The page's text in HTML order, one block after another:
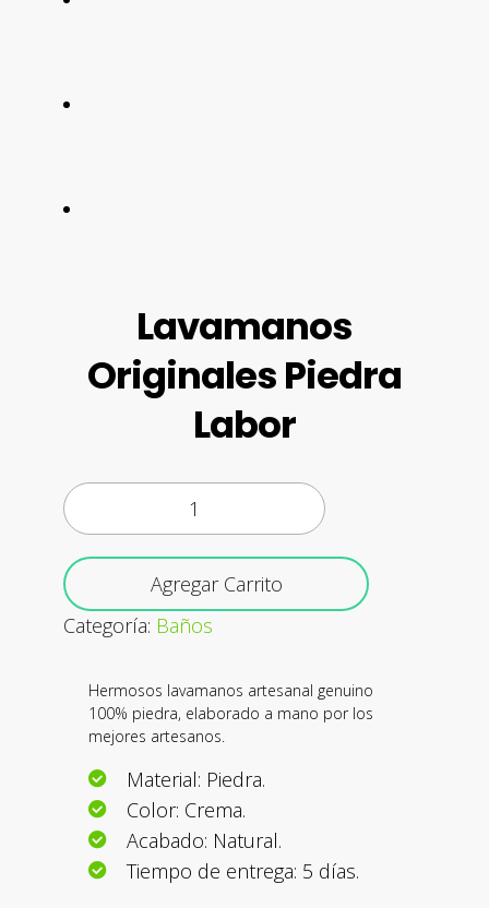
Lavamanos
Originales Piedra
Labor
Agregar Carrito
Categoría: Baños
Hermosos lavamanos artesanal genuino
100% piedra, elaborado a mano por los
mejores artesanos.
Material: Piedra.
Color: Crema.
Acabado: Natural.
Tiempo de entrega: 5 días.